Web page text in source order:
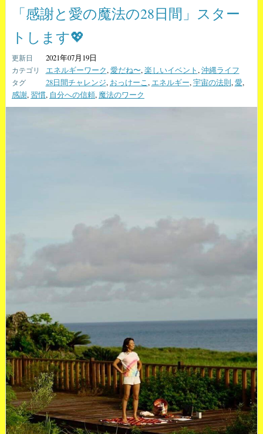
「感謝と愛の魔法の28日間」スター
トします💖
2021年07月19日
エネルギーワーク,愛だね〜,楽しいイベント,沖縄ライフ
28日間チャレンジ, おっけーこ, エネルギー,宇宙の法則,愛,
感謝, 習慣, 自分への信頼, 魔法のワーク